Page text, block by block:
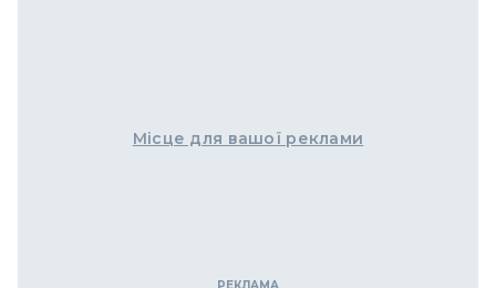
Місце для вашої реклами